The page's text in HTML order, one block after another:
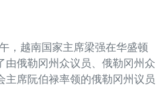
，越南国家主席梁强在华盛顿
由俄勒冈州众议员、俄勒冈州众
主席阮伯禄率领的俄勒冈州议员